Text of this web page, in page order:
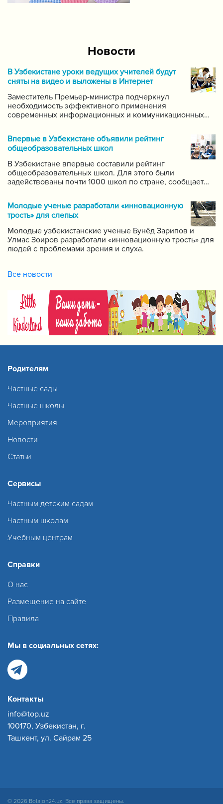
Новости
В Узбекистане уроки ведущих учителей будут
сняты на видео и выложены в Интернет
Заместитель Премьер-министра подчеркнул
необходимость эффективного применения
современных информационных и коммуникационных
систему для размещения в интернете видео-уроков
самых ведущих учителей по каждому предмету.
Впервые в Узбекистане объявили рейтинг
общеобразовательных школ
В Узбекистане впервые составили рейтинг
общеобразовательных школ. Для этого были
задействованы почти 1000 школ по стране, сообщает
за качеством образования при Кабинете Министров
Республики Узбекистан.
Молодые ученые разработали «инновационную
трость» для слепых
Молодые узбекистанские ученые Бунёд Зарипов и
Улмас Зоиров разработали «инновационную трость» для
людей с проблемами зрения и слуха.
Все новости
Родителям
Частные сады
Частные школы
Мероприятия
Новости
Статьи
Сервисы
Частным детским садам
Частным школам
Учебным центрам
Справки
О нас
Размещение на сайте
Правила
Мы в социальных сетях:
Контакты
info@top.uz
100170, Узбекистан, г.
Ташкент, ул. Сайрам 25
© 2026 Bolajon24.uz. Все права защищены.